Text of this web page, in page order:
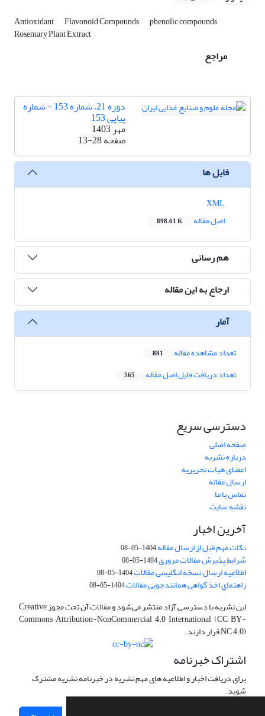
Antioxidant Flavonoid Compounds phenolic compounds
Rosemary Plant Extract
مراجع
دوره 21، شماره 153 - شماره
پیاپی 153
مهر 1403
صفحه13-28
فایل ها
اصل مقاله
898.61 K
هم رسانی
ارجاع به این مقاله
آمار
تعداد مشاهده مقاله 881
تعداد دریافت فایل اصل مقاله 565
دسترسی سریع
صفحه اصلی
درباره نشریه
اعضای هیات تحریریه
ارسال مقاله
تماس با ما
نقشه سایت
آخرین اخبار
نکات مهم قبل از ارسال مقاله1404-05-08
شرایط پذیرش مقالات مروری1404-05-08
اطلاعیه ارسال نسخه انگلیسی مقالات1404-05-08
راهنمای اخذ گواهی همانندجویی مقالات1404-05-08
این نشریه با دسترسی آزاد منتشر می‌شود و مقالات آن تحت مجوز Creative
Commons Attribution-NonCommercial 4.0 International (CC BY-
NC 4.0) قرار دارند.
اشتراک خبرنامه
برای دریافت اخبار و اطلاعیه های مهم نشریه در خبرنامه نشریه مشترک
شوید.